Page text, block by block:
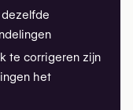
dezelfde
te corrigeren zijn
het